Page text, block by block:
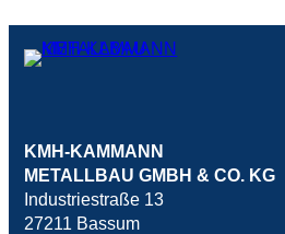
KMH-KAMMANN
METALLBAU GMBH & CO. KG
Industriestraße 13
27211 Bassum